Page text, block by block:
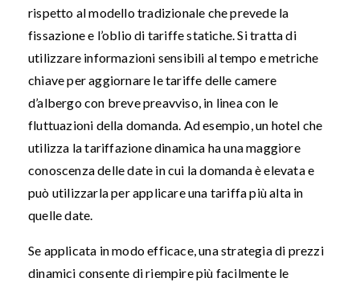
rispetto al modello tradizionale che prevede la
fissazione e l’oblio di tariffe statiche. Si tratta di
utilizzare informazioni sensibili al tempo e metriche
chiave per aggiornare le tariffe delle camere
d’albergo con breve preavviso, in linea con le
fluttuazioni della domanda. Ad esempio, un hotel che
utilizza la tariffazione dinamica ha una maggiore
conoscenza delle date in cui la domanda è elevata e
può utilizzarla per applicare una tariffa più alta in
quelle date.
Se applicata in modo efficace, una strategia di prezzi
dinamici consente di riempire più facilmente le